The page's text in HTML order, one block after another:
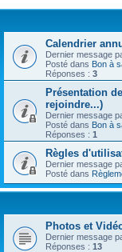
Calendrier
Dernier message
Posté dans Bon à
Réponses : 3
Présentation
rejoindre...)
Dernier message
Posté dans Bon à
Réponses : 1
Règles
Dernier message
Posté dans
Photos et
Dernier message
Réponses : 13